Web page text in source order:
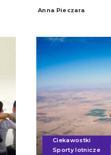
Posted
Anna Pieczara
Ciekawostki
Sporty lotnicze